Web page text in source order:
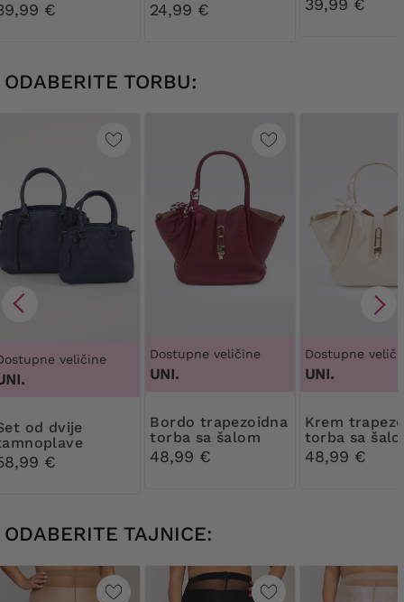
€ 24,99 € 39,99 €
ODABERITE TORBU:
veličine
€
Dostupne veličine
UNI.
Bordo trapezoidna
torba sa šalom
48,99 €
Dostupne
UNI.
Krem trapezoidna
torba sa
48,99 €
ODABERITE TAJNICE: